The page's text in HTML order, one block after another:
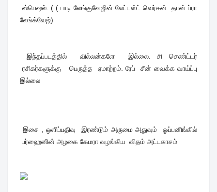
ஸ்பெஷல். ( ( பாடி லேங்குவேஜின் லேட்டஸ்ட் வெர்சன் தான் ப்ரா
லேங்க்வேஜ்)
இந்தப்படத்தில் வில்லன்களே இல்லை. சி செண்ட்டர்
ரசிகர்களுக்கு பெருத்த ஏமாற்றம். ரேப் சீன் வைக்க வாய்ப்பு
இல்லை
இசை , ஒளிப்பதிவு இரண்டும் அருமை அதுவும் ஓப்பனிங்கில்
பர்ஹைனின் அழகை கேமரா வழங்கிய விதம் அட்டகாசம்